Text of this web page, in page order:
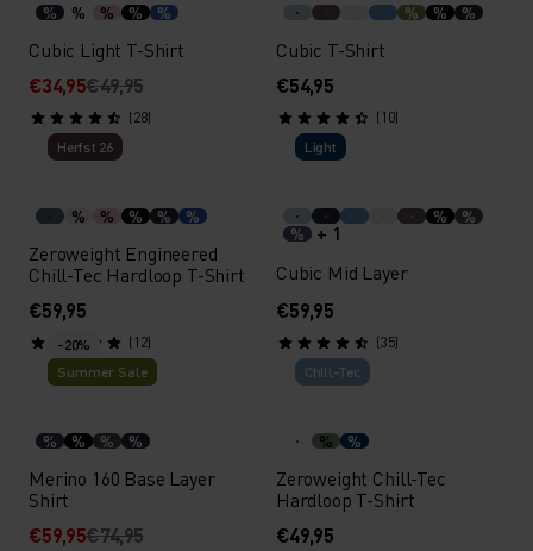
% % % % %
Cubic Light T-Shirt
€34,95€49,95
(28)
% % %
Cubic T-Shirt
€54,95
(10)
Herfst 26
% % % % %
Zeroweight Engineered
Chill-Tec Hardloop T-Shirt
€59,95
(12)
Light
%
%
%
+ 1
Cubic Mid Layer
€59,95
(35)
-20%
Summer Sale
% % % %
Merino 160 Base Layer
Shirt
€59,95€74,95
Chill-Tec
% %
Zeroweight Chill-Tec
Hardloop T-Shirt
€49,95